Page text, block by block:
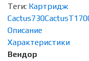
Теги: Картридж
Cactus730Cactus
Описание
Характеристики
Вендор